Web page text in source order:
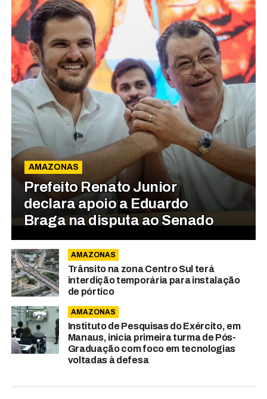
AMAZONAS
Prefeito Renato Junior
declara apoio a Eduardo
Braga na disputa ao Senado
AMAZONAS
Trânsito na zona Centro Sul terá
interdição temporária para instalação
de pórtico
AMAZONAS
Instituto de Pesquisas do Exército, em
Manaus, inicia primeira turma de Pós-
Graduação com foco em tecnologias
voltadas à defesa